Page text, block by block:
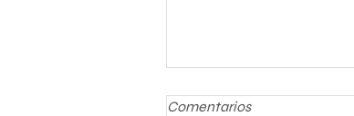
Comentarios